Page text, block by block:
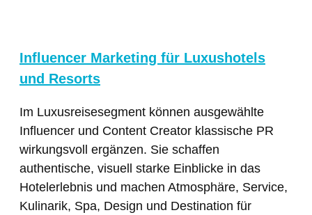
Influencer Marketing für Luxushotels
und Resorts
Im Luxusreisesegment können ausgewählte
Influencer und Content Creator klassische PR
wirkungsvoll ergänzen. Sie schaffen
authentische, visuell starke Einblicke in das
Hotelerlebnis und machen Atmosphäre, Service,
Kulinarik, Spa, Design und Destination für